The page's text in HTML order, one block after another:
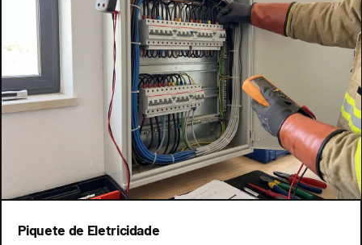
Piquete de Eletricidade